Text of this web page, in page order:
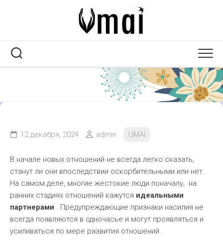
12 декабря, 2024 admin UMAI
В начале новых отношений не всегда легко сказать,
станут ли они впоследствии оскорбительными или нет.
На самом деле, многие жестокие люди поначалу, на
ранних стадиях отношений кажутся идеальными
партнерами . Предупреждающие признаки насилия не
всегда появляются в одночасье и могут проявляться и
усиливаться по мере развития отношений.